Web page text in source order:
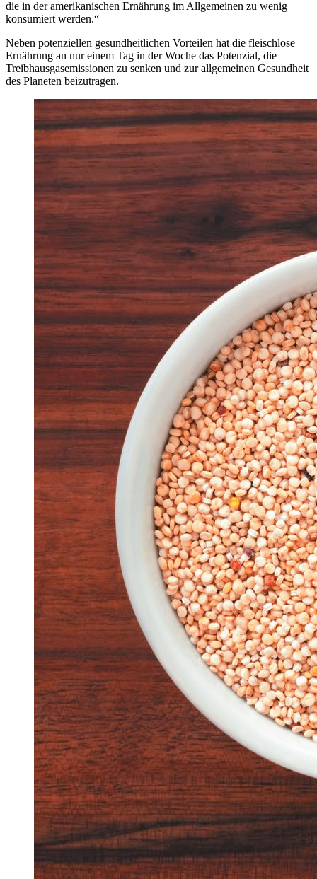
die in der amerikanischen Ernährung im Allgemeinen zu wenig
konsumiert werden.“
Neben potenziellen gesundheitlichen Vorteilen hat die fleischlose
Ernährung an nur einem Tag in der Woche das Potenzial, die
Treibhausgasemissionen zu senken und zur allgemeinen Gesundheit
des Planeten beizutragen.